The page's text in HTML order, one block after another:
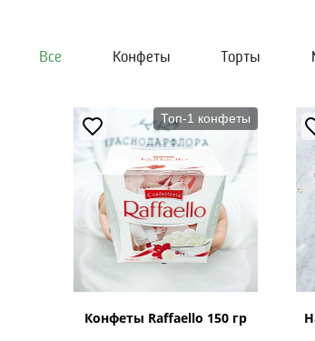
Все Конфеты Торты
Топ-1 конфеты
Конфеты Raffaello 150 гр